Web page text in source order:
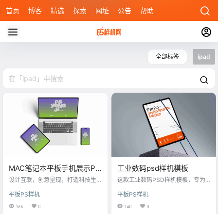
首页 博客 精选 探索 网址 公告 帮助
全部标签 ipad
MAC笔记本平板手机展示PS
样机
设计互联，创意呈现，打造科技生
平板PS样机
166 0
工业数码psd样机模板
这款工业数码PSD样机模板，专为
生。设计师只需运用Photoshop，
打开模板，通过智能对象层轻松置
平板PS样机
140 0